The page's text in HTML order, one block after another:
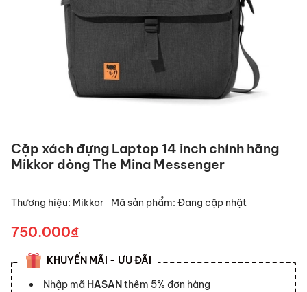
Cặp xách đựng Laptop 14 inch chính hãng
Mikkor dòng The Mina Messenger
Thương hiệu: Mikkor Mã sản phẩm: Đang cập nhật
750.000₫
KHUYẾN MÃI - ƯU ĐÃI
Nhập mã HASANthêm 5% đơn hàng